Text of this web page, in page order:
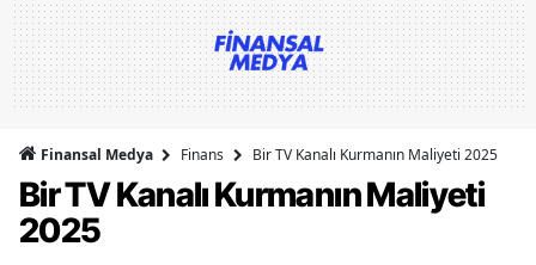
Finansal Medya Finans Bir TV Kanalı Kurmanın Maliyeti 2025
Bir TV Kanalı Kurmanın Maliyeti
2025